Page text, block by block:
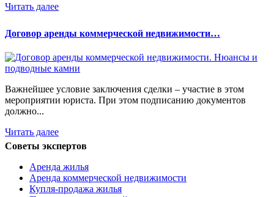
Читать далее
Договор аренды коммерческой недвижимости…
Важнейшее условие заключения сделки – участие в этом
мероприятии юриста. При этом подписанию документов
должно...
Читать далее
Советы экспертов
Аренда жилья
Аренда коммерческой недвижимости
Купля-продажа жилья